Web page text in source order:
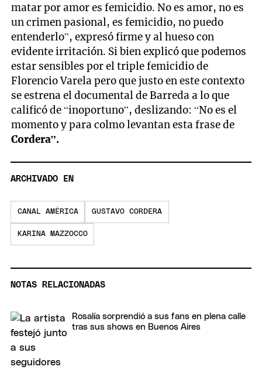
matar por amor es femicidio. No es amor, no es
un crimen pasional, es femicidio, no puedo
entenderlo”, expresó firme y al hueso con
evidente irritación. Si bien explicó que podemos
estar sensibles por el triple femicidio de
Florencio Varela pero que justo en este contexto
se estrena el documental de Barreda a lo que
calificó de “inoportuno”, deslizando: “No es el
momento y para colmo levantan esta frase de
Cordera”.
ARCHIVADO EN
CANAL AMÉRICA GUSTAVO CORDERA
KARINA MAZZOCCO
NOTAS RELACIONADAS
Rosalía sorprendió a sus fans en plena calle
tras sus shows en Buenos Aires